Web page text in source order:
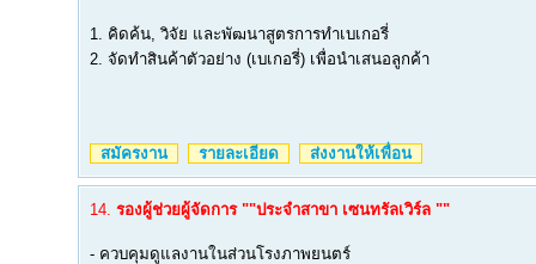
1. คิดค้น, วิจัย และพัฒนาสูตรการทำเบเกอรี่
2. จัดทำสินค้าตัวอย่าง (เบเกอรี่) เพื่อนำเสนอลูกค้า
สมัครงาน รายละเอียด ส่งงานให้เพื่อน
14. รองผู้ช่วยผู้จัดการ ""ประจำสาขา เซนทรัลเวิร์ล ""
- ควบคุมดูแลงานในส่วนโรงภาพยนตร์